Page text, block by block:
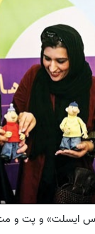
ايسلت» و پت